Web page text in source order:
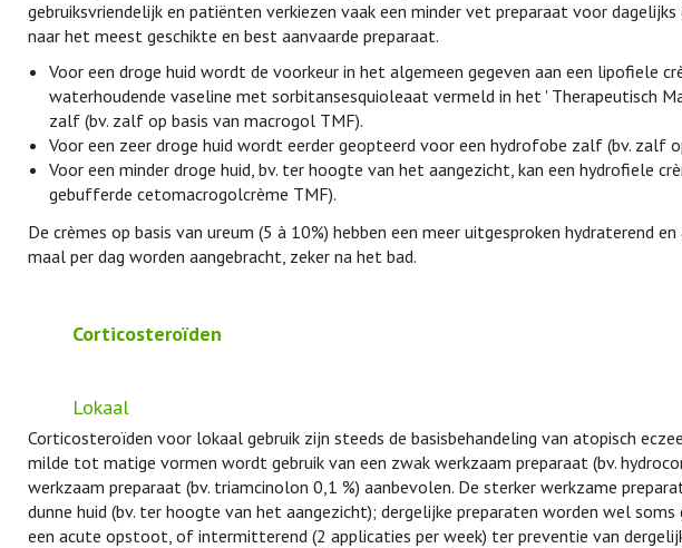
gebruiksvriendelijk en patiënten verkiezen vaak een minder vet preparaat voor
naar het meest geschikte en best aanvaarde preparaat.
Voor een droge huid wordt de voorkeur in het algemeen gegeven aan een lipofiele
waterhoudende vaseline met sorbitansesquioleaat vermeld in het ' Therapeutisch
zalf (bv. zalf op basis van macrogol TMF).
Voor een zeer droge huid wordt eerder geopteerd voor een hydrofobe zalf (bv. zalf
Voor een minder droge huid, bv. ter hoogte van het aangezicht, kan een hydrofiele
gebufferde cetomacrogolcrème TMF).
De crèmes op basis van ureum (5 à 10%) hebben een meer uitgesproken hydraterend
maal per dag worden aangebracht, zeker na het bad.
Corticosteroïden
Lokaal
Corticosteroïden voor lokaal gebruik zijn steeds de basisbehandeling van atopisch
milde tot matige vormen wordt gebruik van een zwak werkzaam preparaat (bv.
werkzaam preparaat (bv. triamcinolon 0,1 %) aanbevolen. De sterker werkzame
dunne huid (bv. ter hoogte van het aangezicht); dergelijke preparaten worden wel
een acute opstoot, of intermitterend (2 applicaties per week) ter preventie van